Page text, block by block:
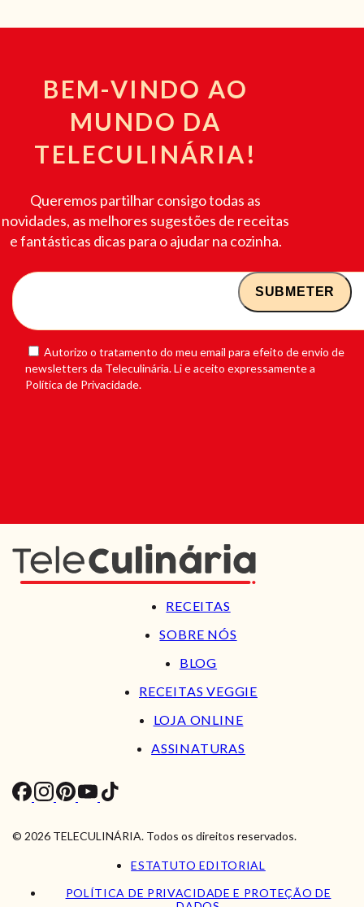
BEM-VINDO AO
MUNDO DA
TELECULINÁRIA!
Queremos partilhar consigo todas as
novidades, as melhores sugestões de receitas
e fantásticas dicas para o ajudar na cozinha.
Autorizo o tratamento do meu email para efeito de envio de
newsletters da Teleculinária. Li e aceito expressamente a
Política de Privacidade.
RECEITAS
SOBRE NÓS
BLOG
RECEITAS VEGGIE
LOJA ONLINE
ASSINATURAS
© 2026 TELECULINÁRIA. Todos os direitos reservados.
ESTATUTO EDITORIAL
POLÍTICA DE PRIVACIDADE E PROTEÇÃO DE